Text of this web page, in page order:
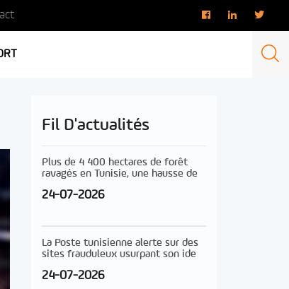
Fil D'actualités
Plus de 4 400 hectares de forêt
ravagés en Tunisie, une hausse de
24-07-2026
La Poste tunisienne alerte sur des
sites frauduleux usurpant son ide
24-07-2026